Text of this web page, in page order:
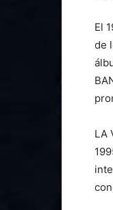
El
de
LA